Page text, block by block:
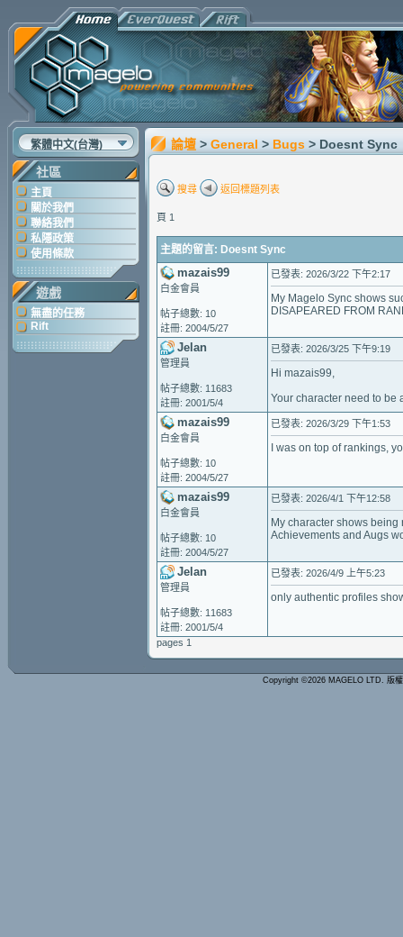
繁體中文(台灣)
社區
主頁
關於我們
聯絡我們
私隱政策
使用條款
遊戲
無盡的任務
Rift
論壇 > General > Bugs > Doesnt Sync
搜尋 返回標題列表
頁 1
主題的留言: Doesnt Sync
mazais99
白金會員
帖子總數: 10
註冊: 2004/5/27
已發表: 2026/3/22 下午2:17
My Magelo Sync shows
DISAPEARED FROM
Jelan
管理員
帖子總數: 11683
註冊: 2001/5/4
已發表: 2026/3/25 下午9:19
Hi mazais99,
Your character need to be
mazais99
白金會員
帖子總數: 10
註冊: 2004/5/27
已發表: 2026/3/29 下午1:53
I was on top of rankings,
mazais99
白金會員
帖子總數: 10
註冊: 2004/5/27
已發表: 2026/4/1 下午12:58
My character shows
Achievements and Augs
Jelan
管理員
帖子總數: 11683
註冊: 2001/5/4
已發表: 2026/4/9 上午5:23
only authentic profiles
pages 1
Copyright ©2026 MAGELO LTD. 版